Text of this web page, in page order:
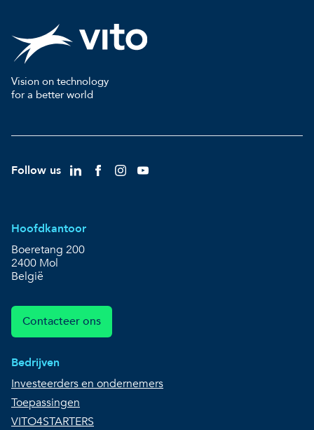
Vision on technology
for a better world
Follow us
Hoofdkantoor
Boeretang 200
2400 Mol
België
Contacteer ons
Bedrijven
Investeerders en ondernemers
Toepassingen
VITO4STARTERS